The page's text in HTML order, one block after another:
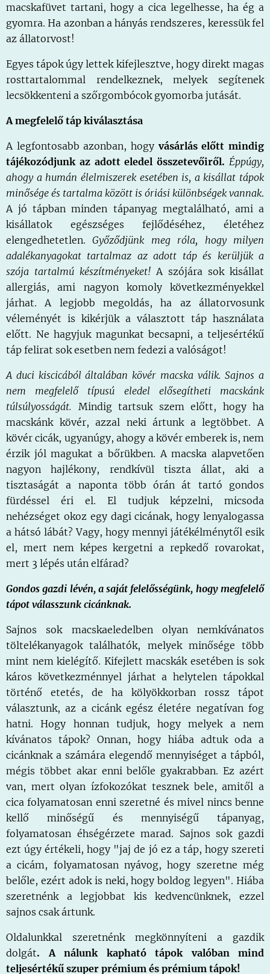
macskafüvet tartani, hogy a cica legelhesse, ha ég a
gyomra. Ha azonban a hányás rendszeres, keressük fel
az állatorvost!
Egyes tápok úgy lettek kifejlesztve, hogy direkt magas
rosttartalommal rendelkeznek, melyek segítenek
lecsökkenteni a szőrgombócok gyomorba jutását.
A megfelelő táp kiválasztása
A legfontosabb azonban, hogy vásárlás előtt mindig
tájékozódjunk az adott eledel összetevőiről. Éppúgy,
ahogy a humán élelmiszerek esetében is, a kisállat tápok
minősége és tartalma között is óriási különbségek vannak.
A jó tápban minden tápanyag megtalálható, ami a
kisállatok egészséges fejlődéséhez, életéhez
elengedhetetlen.Győződjünk meg róla, hogy milyen
adalékanyagokat tartalmaz az adott táp és kerüljük a
szója tartalmú készítményeket! A szójára sok kisállat
allergiás, ami nagyon komoly következményekkel
járhat. A legjobb megoldás, ha az állatorvosunk
véleményét is kikérjük a választott táp használata
előtt. Ne hagyjuk magunkat becsapni, a teljesértékű
táp felirat sok esetben nem fedezi a valóságot!
A duci kiscicából általában kövér macska válik. Sajnos a
nem megfelelő típusú eledel elősegítheti macskánk
túlsúlyosságát. Mindig tartsuk szem előtt, hogy ha
macskánk kövér, azzal neki ártunk a legtöbbet. A
kövér cicák, ugyanúgy, ahogy a kövér emberek is, nem
érzik jól magukat a bőrükben. A macska alapvetően
nagyon hajlékony, rendkívül tiszta állat, aki a
tisztaságát a naponta több órán át tartó gondos
fürdéssel éri el. El tudjuk képzelni, micsoda
nehézséget okoz egy dagi cicának, hogy lenyalogassa
a hátsó lábát? Vagy, hogy mennyi játékélménytől esik
el, mert nem képes kergetni a repkedő rovarokat,
mert 3 lépés után elfárad?
Gondos gazdi lévén, a saját felelősségünk, hogy megfelelő
tápot válasszunk cicánknak.
Sajnos sok macskaeledelben olyan nemkívánatos
töltelékanyagok találhatók, melyek minősége több
mint nem kielégítő. Kifejlett macskák esetében is sok
káros következménnyel járhat a helytelen tápokkal
történő etetés, de ha kölyökkorban rossz tápot
választunk, az a cicánk egész életére negatívan fog
hatni. Hogy honnan tudjuk, hogy melyek a nem
kívánatos tápok? Onnan, hogy hiába adtuk oda a
cicánknak a számára elegendő mennyiséget a tápból,
mégis többet akar enni belőle gyakrabban. Ez azért
van, mert olyan ízfokozókat tesznek bele, amitől a
cica folyamatosan enni szeretné és mivel nincs benne
kellő minőségű és mennyiségű tápanyag,
folyamatosan éhségérzete marad. Sajnos sok gazdi
ezt úgy értékeli, hogy "jaj de jó ez a táp, hogy szereti
a cicám, folyamatosan nyávog, hogy szeretne még
belőle, ezért adok is neki, hogy boldog legyen". Hiába
szeretnénk a legjobbat kis kedvencünknek, ezzel
sajnos csak ártunk.
Oldalunkkal szeretnénk megkönnyíteni a gazdik
dolgát. A nálunk kapható tápok valóban mind
teljesértékű szuper prémium és prémium tápok!